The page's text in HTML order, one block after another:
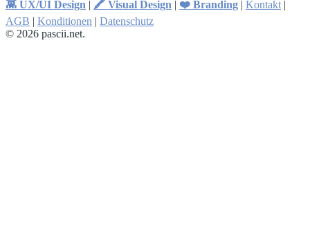
👾 UX/UI Design | 🖍 Visual Design | ❤️ Branding | Kontakt |
AGB | Konditionen | Datenschutz
© 2026 pascii.net.